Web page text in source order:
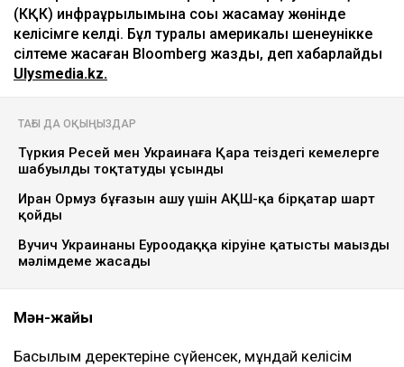
(КҚК) инфрақұрылымына соққы жасамау жөнінде
келісімге келді. Бұл туралы америкалық шенеунікке
сілтеме жасаған Bloomberg жазды, деп хабарлайды
Ulysmedia.kz.
ТАҒЫ ДА ОҚЫҢЫЗДАР
Түркия Ресей мен Украинаға Қара теңіздегі кемелерге
шабуылды тоқтатуды ұсынды
Иран Ормуз бұғазын ашу үшін АҚШ-қа бірқатар шарт
қойды
Вучич Украинаның Еуроодаққа кіруіне қатысты маңызды
мәлімдеме жасады
Мән-жайы
Басылым деректеріне сүйенсек, мұндай келісім